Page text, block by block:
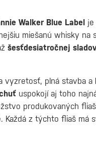
Walker Blue Label je
miešanú whisky na
šesťdesiatročnej
vyzretosť, plná stavba a
uspokojí aj toho
produkovaných
Každá z týchto fliaš má